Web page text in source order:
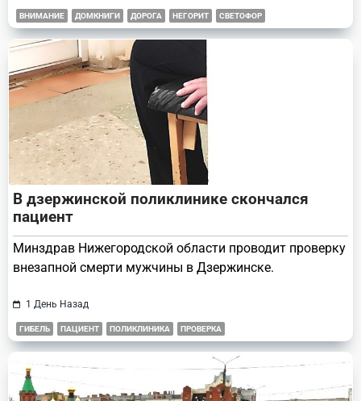
ВНИМАНИЕ ДОМКНИГИ ДОРОГА НЕГОРИТ СВЕТОФОР
В дзержинской поликлинике скончался
пациент
Минздрав Нижегородской области проводит проверку
внезапной смерти мужчины в Дзержинске.
1 День Назад
ГИБЕЛЬ ПАЦИЕНТ ПОЛИКЛИНИКА ПРОВЕРКА